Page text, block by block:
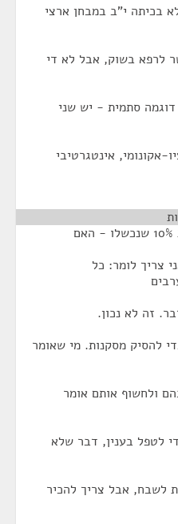
בכיתה י"ב במבחן ארצי
לרפא בשוק, אבל לא די
סתמית - יש שני
אקונומי, אינטגרטיבי
צריך לומר: כל
זה לא נכון.
להסיק מסקנות. מי שאומר
ולחשוף אותם אומר
לטפל בענין, דבר שלא
לשבח, אבל צריך להכיר